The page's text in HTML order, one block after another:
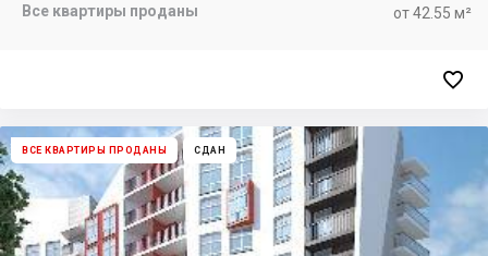
от 42.55 м²
Все квартиры проданы

ВСЕ КВАРТИРЫ ПРОДАНЫ СДАН